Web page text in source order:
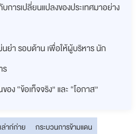
การเปลี่ยนแปลงของประเทศมาอย่าง
ยำ รอบด้าน เพื่อให้ผู้บริหาร นัก
ง “ข้อเท็จจริง” และ “โอกาส”
เล่าก์ก่าย กระบวนการข้ามแดน